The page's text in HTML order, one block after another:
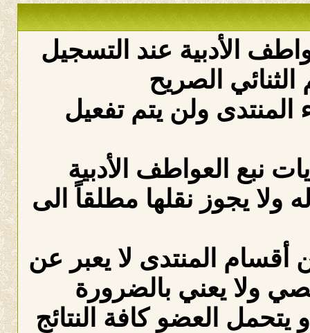
الأدبية عند التسجيل
الصريح
ولن يتم تفعيل
نبع العواطف الأدبية
ولا يجوز نقلها مطلقاً الى
المنتدى لا يعبر عن
ولا يعني بالضرورة
العضو كافة النتائج